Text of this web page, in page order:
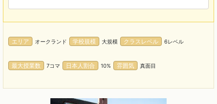
エリア オークランド 学校規模 大規模 クラスレベル 6レベル
最大授業数 7コマ 日本人割合 10% 雰囲気 真面目